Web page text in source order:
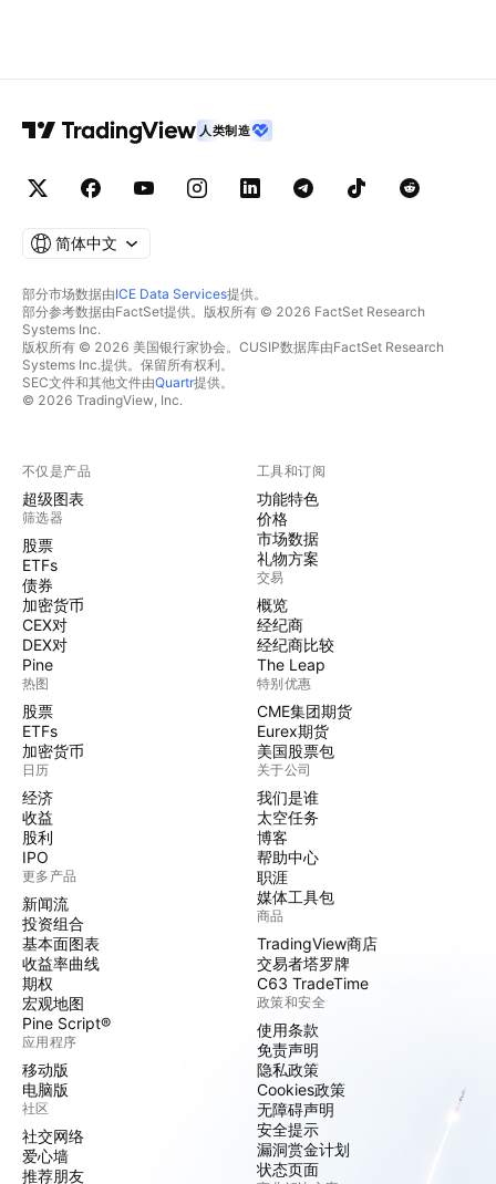
人类制造
简体中文
部分市场数据由ICE Data Services提供。
部分参考数据由FactSet提供。版权所有 © 2026 FactSet Research
Systems Inc.
版权所有 © 2026 美国银行家协会。CUSIP数据库由FactSet Research
Systems Inc.提供。保留所有权利。
SEC文件和其他文件由Quartr提供。
© 2026 TradingView, Inc.
不仅是产品
超级图表
筛选器
股票
ETFs
债券
加密货币
CEX对
DEX对
Pine
热图
股票
ETFs
加密货币
日历
经济
收益
股利
IPO
更多产品
新闻流
投资组合
基本面图表
收益率曲线
期权
宏观地图
Pine Script®
应用程序
移动版
电脑版
社区
社交网络
爱心墙
推荐朋友
工具和订阅
功能特色
价格
市场数据
礼物方案
交易
概览
经纪商
经纪商比较
The Leap
特别优惠
CME集团期货
Eurex期货
美国股票包
关于公司
我们是谁
太空任务
博客
帮助中心
职涯
媒体工具包
商品
TradingView商店
交易者塔罗牌
C63 TradeTime
政策和安全
使用条款
免责声明
隐私政策
Cookies政策
无障碍声明
安全提示
漏洞赏金计划
状态页面